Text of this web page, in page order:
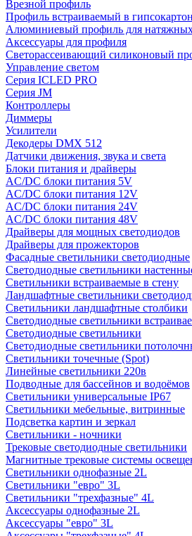
Врезной профиль
Профиль встраиваемый в гипсокартон
Алюминиевый профиль для натяжных
Аксессуары для профиля
Светорассеивающий силиконовый
Управление светом
Серия ICLED PRO
Серия JM
Контроллеры
Диммеры
Усилители
Декодеры DMX 512
Датчики движения, звука и света
Блоки питания и драйверы
AC/DC блоки питания 5V
AC/DC блоки питания 12V
AC/DC блоки питания 24V
AC/DC блоки питания 48V
Драйверы для мощных светодиодов
Драйверы для прожекторов
Фасадные светильники светодиодные
Светодиодные светильники
Светильники встраиваемые в стену
Ландшафтные светильники
Светильники ландшафтные столбики
Светодиодные светильники
Светодиодные светильники
Светодиодные светильники
Светильники точечные (Spot)
Линейные светильники 220в
Подводные для бассейнов и водоёмов
Светильники универсальные IP67
Светильники мебельные, витринные
Подсветка картин и зеркал
Светильники - ночники
Трековые светодиодные светильники
Магнитные трековые системы
Светильники однофазные 2L
Светильники "евро" 3L
Светильники "трехфазные" 4L
Аксессуары однофазные 2L
Аксессуары "евро" 3L